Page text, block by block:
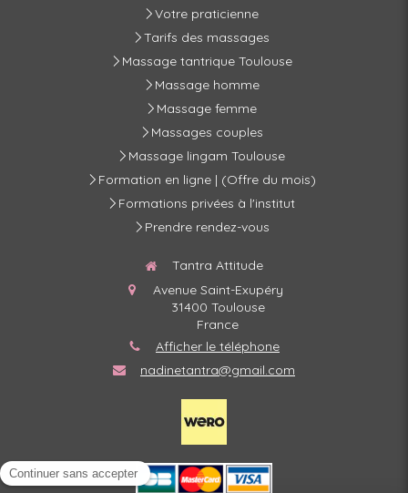
Votre praticienne
Tarifs des massages
Massage tantrique Toulouse
Massage homme
Massage femme
Massages couples
Massage lingam Toulouse
Formation en ligne | (Offre du mois)
Formations privées à l'institut
Prendre rendez-vous
Tantra Attitude
Avenue Saint-Exupéry
31400 Toulouse
France
Afficher le téléphone
nadinetantra@gmail.com